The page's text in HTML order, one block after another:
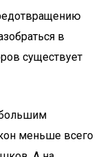
в
существует
большим
меньше всего